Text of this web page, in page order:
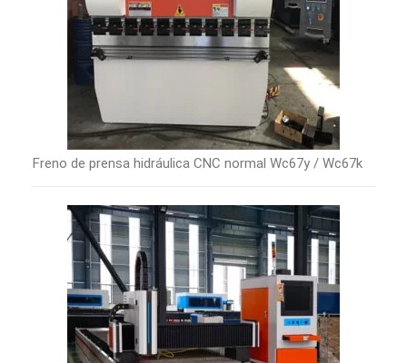
Freno de prensa hidráulica CNC normal Wc67y / Wc67k